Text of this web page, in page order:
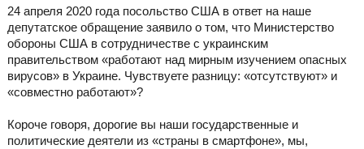
24 апреля 2020 года посольство США в ответ на наше
депутатское обращение заявило о том, что Министерство
обороны США в сотрудничестве с украинским
правительством «работают над мирным изучением опасных
вирусов» в Украине. Чувствуете разницу: «отсутствуют» и
«совместно работают»?
Короче говоря, дорогие вы наши государственные и
политические деятели из «страны в смартфоне», мы,